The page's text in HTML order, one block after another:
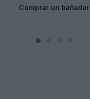
Comprar un bañador